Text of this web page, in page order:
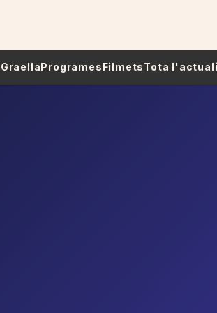
GraellaProgramesFilmetsTota